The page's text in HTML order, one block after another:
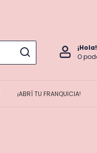
¡Hola!
O
¡ABRÍ TU FRANQUICIA!